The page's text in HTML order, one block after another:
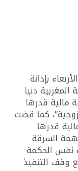
بإدانة
المغربية دنيا
مالية قدرها
كما قضت
قدرها
السرقة
نفس الحكمة
بالحبس 3 اشهر مع وقف التنفيذ